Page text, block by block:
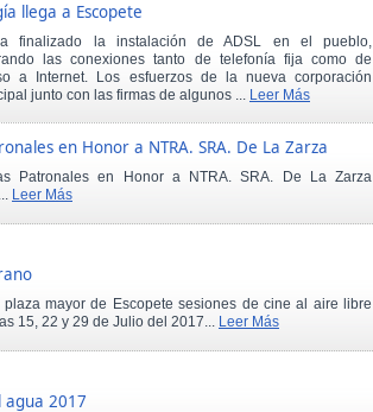
llega a Escopete
finalizado la instalación de ADSL en el pueblo,
las conexiones tanto de telefonía fija como de
a Internet. Los esfuerzos de la nueva corporación
junto con las firmas de algunos ... Leer Más
en Honor a NTRA. SRA. De La Zarza
Patronales en Honor a NTRA. SRA. De La Zarza
Leer Más
plaza mayor de Escopete sesiones de cine al aire libre
15, 22 y 29 de Julio del 2017... Leer Más
agua 2017